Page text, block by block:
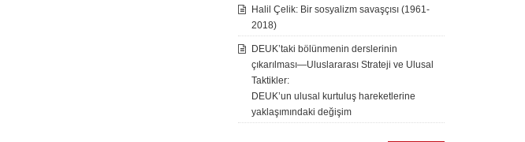
Halil Çelik: Bir sosyalizm savaşçısı (1961-
2018)
DEUK’taki bölünmenin derslerinin
çıkarılması—Uluslararası Strateji ve Ulusal
Taktikler:
DEUK’un ulusal kurtuluş hareketlerine
yaklaşımındaki değişim